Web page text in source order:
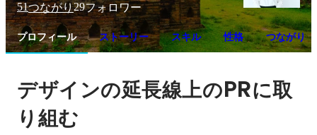
51つながり29フォロワー
プロフィール ストーリー スキル 性格 つながり
デザインの延長線上のPRに取
り組む